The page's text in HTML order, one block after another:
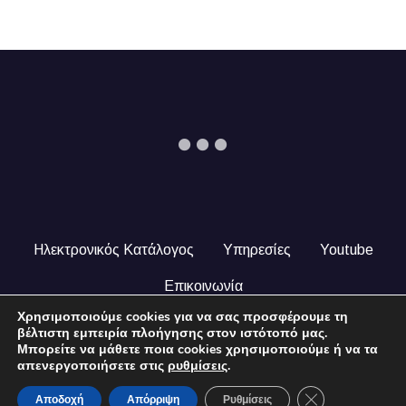
Ηλεκτρονικός Κατάλογος Υπηρεσίες Youtube
Επικοινωνία
© 2024 COPYRIGHT ILEKTRONIKOSKATALOGOS.GR. ALL
RIGHTS RESERVED.
Χρησιμοποιούμε cookies για να σας προσφέρουμε τη
βέλτιστη εμπειρία πλοήγησης στον ιστότοπό μας.
Μπορείτε να μάθετε ποια cookies χρησιμοποιούμε ή να τα
απενεργοποιήσετε στις ρυθμίσεις.
Αποδοχή Απόρριψη Ρυθμίσεις Close GDPR